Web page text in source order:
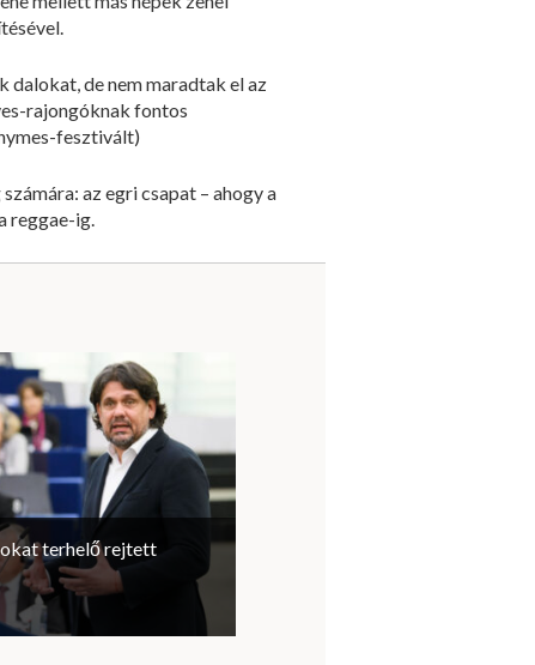
de nem maradtak el az
rajongóknak fontos
fesztivált)
az egri csapat – ahogy a
reggae-ig.
terhelő rejtett